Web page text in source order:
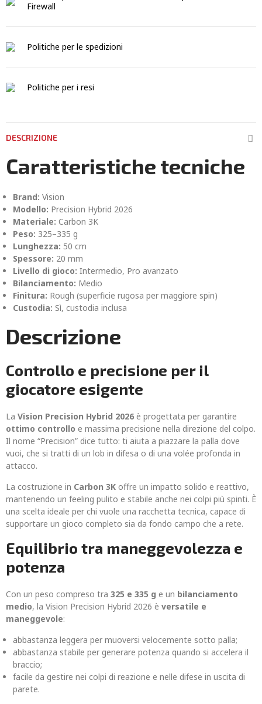
Firewall
Politiche per le spedizioni
Politiche per i resi
DESCRIZIONE
Caratteristiche tecniche
Brand: Vision
Modello: Precision Hybrid 2026
Materiale: Carbon 3K
Peso: 325–335 g
Lunghezza: 50 cm
Spessore: 20 mm
Livello di gioco: Intermedio, Pro avanzato
Bilanciamento: Medio
Finitura: Rough (superficie rugosa per maggiore spin)
Custodia: Sì, custodia inclusa
Descrizione
Controllo e precisione per il
giocatore esigente
La Vision Precision Hybrid 2026 è progettata per garantire
ottimo controllo e massima precisione nella direzione del colpo.
Il nome “Precision” dice tutto: ti aiuta a piazzare la palla dove
vuoi, che si tratti di un lob in difesa o di una volée profonda in
attacco.
La costruzione in Carbon 3K offre un impatto solido e reattivo,
mantenendo un feeling pulito e stabile anche nei colpi più spinti. È
una scelta ideale per chi vuole una racchetta tecnica, capace di
supportare un gioco completo sia da fondo campo che a rete.
Equilibrio tra maneggevolezza e
potenza
Con un peso compreso tra 325 e 335 g e un bilanciamento
medio, la Vision Precision Hybrid 2026 è versatile e
maneggevole:
abbastanza leggera per muoversi velocemente sotto palla;
abbastanza stabile per generare potenza quando si accelera il
braccio;
facile da gestire nei colpi di reazione e nelle difese in uscita di
parete.